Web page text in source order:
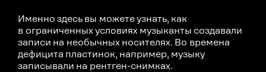
Именно здесь вы можете узнать, как
в ограниченных условиях музыканты создавали
записи на необычных носителях. Во времена
дефицита пластинок, например, музыку
записывали на рентген-снимках.